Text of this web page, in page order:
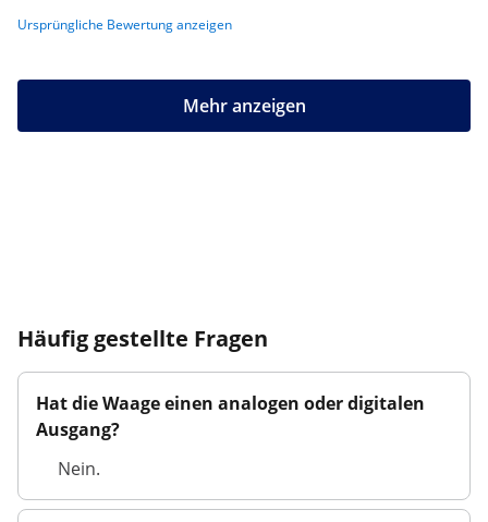
Ursprüngliche Bewertung anzeigen
Mehr anzeigen
Häufig gestellte Fragen
Hat die Waage einen analogen oder digitalen
Ausgang?
Nein.